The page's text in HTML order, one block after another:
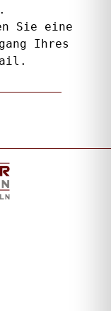
Sie eine
Ihres